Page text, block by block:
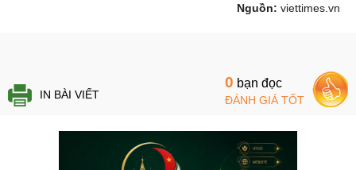
Nguồn: viettimes.vn
IN BÀI VIẾT
0 bạn đọc
ĐÁNH GIÁ TỐT